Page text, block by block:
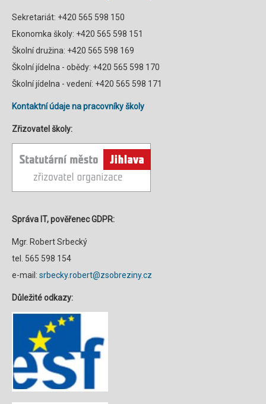
Sekretariát: +420 565 598 150
Ekonomka školy: +420 565 598 151
Školní družina: +420 565 598 169
Školní jídelna - obědy: +420 565 598 170
Školní jídelna - vedení: +420 565 598 171
Kontaktní údaje na pracovníky školy
Zřizovatel školy:
Správa IT, pověřenec GDPR:
Mgr. Robert Srbecký
tel. 565 598 154
e-mail: srbecky.robert@zsobreziny.cz
Důležité odkazy: